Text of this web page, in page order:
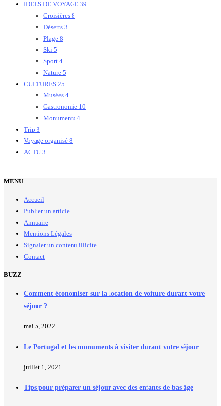
IDEES DE VOYAGE 39
Croisières 8
Déserts 3
Plage 8
Ski 5
Sport 4
Nature 5
CULTURES 25
Musées 4
Gastronomie 10
Monuments 4
Trip 3
Voyage organisé 8
ACTU 3
MENU
Accueil
Publier un article
Annuaire
Mentions Légales
Signaler un contenu illicite
Contact
BUZZ
Comment économiser sur la location de voiture durant votre
séjour ?
mai 5, 2022
Le Portugal et les monuments à visiter durant votre séjour
juillet 1, 2021
Tips pour préparer un séjour avec des enfants de bas âge